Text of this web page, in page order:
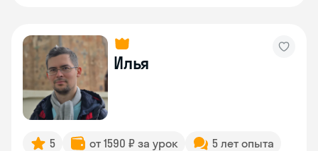
Илья
5 от 1590 ₽ за урок 5 лет опыта